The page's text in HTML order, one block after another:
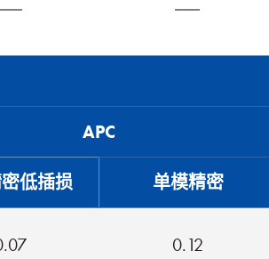
APC
低插损 单模精密
0.12